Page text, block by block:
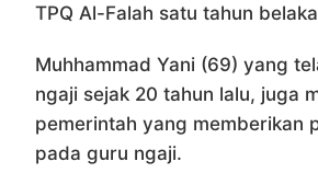
TPQ Al-Falah satu tahun
Muhhammad Yani (69) yang
ngaji sejak 20 tahun lalu, juga
pemerintah yang memberikan
pada guru ngaji.